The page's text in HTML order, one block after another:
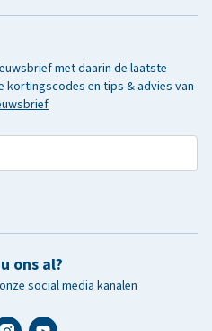
met daarin de laatste
kortingscodes en tips & advies van
ons al?
social media kanalen